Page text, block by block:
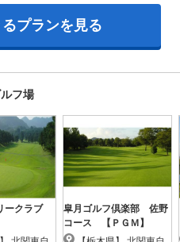
プランを見る
フ場
ークラブ
皐月ゴルフ倶楽部 佐野
コース 【ＰＧＭ】